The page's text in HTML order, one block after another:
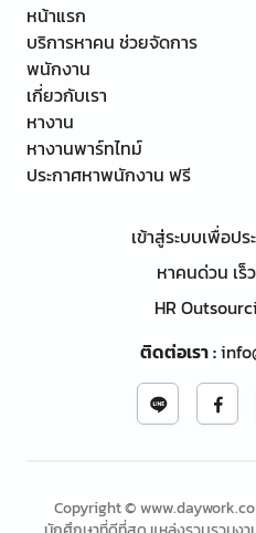
หน้าแรก
บริการหาคน ช่วยจัดการ
พนักงาน
เกี่ยวกับเรา
หางาน
หางานพาร์ทไทม์
ประกาศหาพนักงาน ฟรี
เข้าสู่ระบบเพื่อป
หาคนด่วน เร็
HR
ติดต่อเรา:
Copyright © www.daywork.co